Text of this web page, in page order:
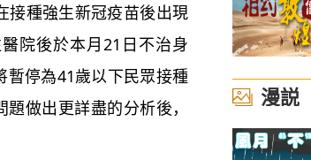
種強生新冠疫苗後出現
院後於本月21日不治身
暫停為41歲以下民眾接種
做出更詳盡的分析後，
漫説